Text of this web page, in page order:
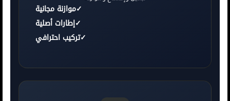
✓موازنة مجانية
✓إطارات أصلية
✓تركيب احترافي